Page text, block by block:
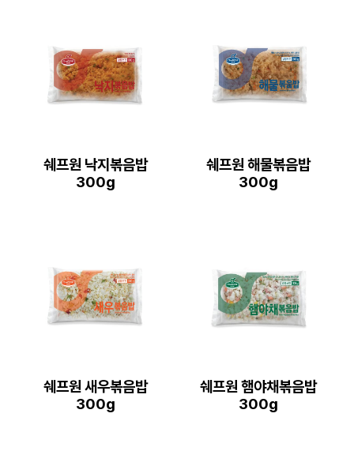
쉐프원 낙지볶음밥
300g
쉐프원 해물볶음밥
300g
쉐프원 새우볶음밥
300g
쉐프원 햄야채볶음밥
300g